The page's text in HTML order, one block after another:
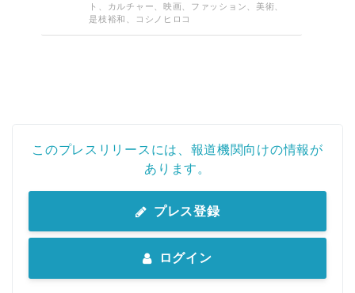
ト、カルチャー、映画、ファッション、美術、
是枝裕和、コシノヒロコ
このプレスリリースには、報道機関向けの情報が
あります。
プレス登録
ログイン